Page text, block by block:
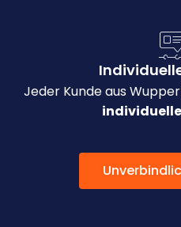
Jeder Kunde aus